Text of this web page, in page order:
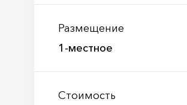
Размещение
1-местное
Стоимость